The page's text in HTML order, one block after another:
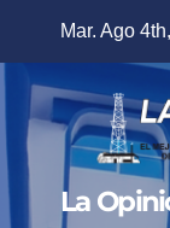
contenido
Mar. Ago
La